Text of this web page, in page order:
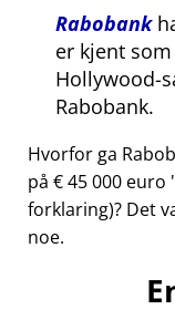
Rabobank
er kjent
Hollywood-
Rabobank.
Hvorfor ga
på € 45 000 euro
forklaring)? Det
noe.